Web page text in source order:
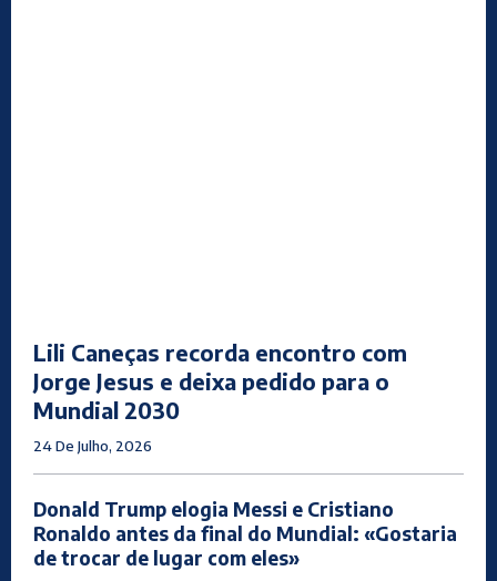
Lili Caneças recorda encontro com
Jorge Jesus e deixa pedido para o
Mundial 2030
24 De Julho, 2026
Donald Trump elogia Messi e Cristiano
Ronaldo antes da final do Mundial: «Gostaria
de trocar de lugar com eles»